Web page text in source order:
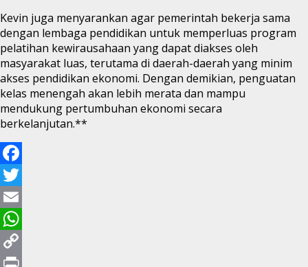
Kevin juga menyarankan agar pemerintah bekerja sama
dengan lembaga pendidikan untuk memperluas program
pelatihan kewirausahaan yang dapat diakses oleh
masyarakat luas, terutama di daerah-daerah yang minim
akses pendidikan ekonomi. Dengan demikian, penguatan
kelas menengah akan lebih merata dan mampu
mendukung pertumbuhan ekonomi secara
berkelanjutan.**
Facebook
Twitter
Email
WhatsApp
Copy